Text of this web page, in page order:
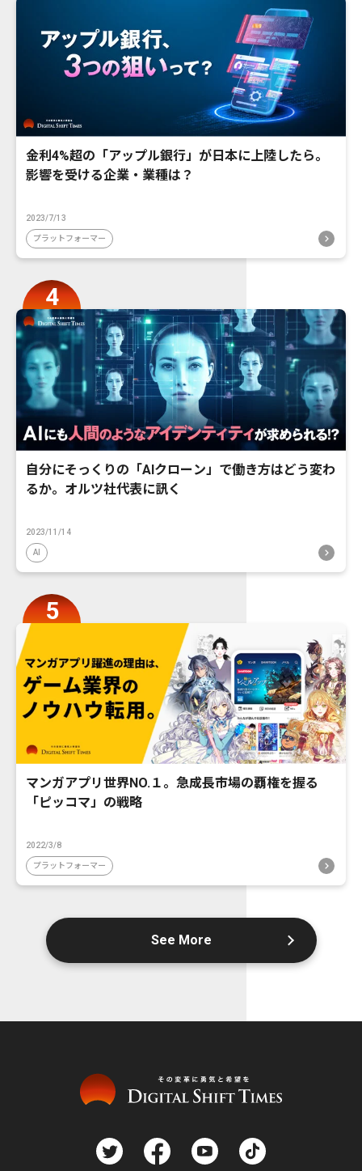
金利4%超の「アップル銀行」が日本に上陸したら。
影響を受ける企業・業種は？
2023/7/13
プラットフォーマー
自分にそっくりの「AIクローン」で働き方はどう変わ
るか。オルツ社代表に訊く
2023/11/14
AI
マンガアプリ世界NO.１。急成長市場の覇権を握る
「ピッコマ」の戦略
2022/3/8
プラットフォーマー
See More